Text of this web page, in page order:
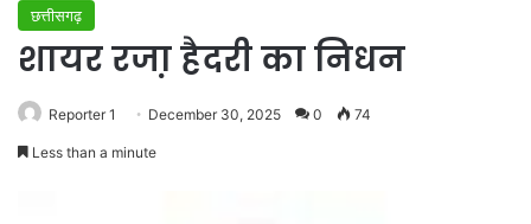
छत्तीसगढ़
शायर रजा़ हैदरी का निधन
Reporter 1 December 30, 2025 0 74
Less than a minute